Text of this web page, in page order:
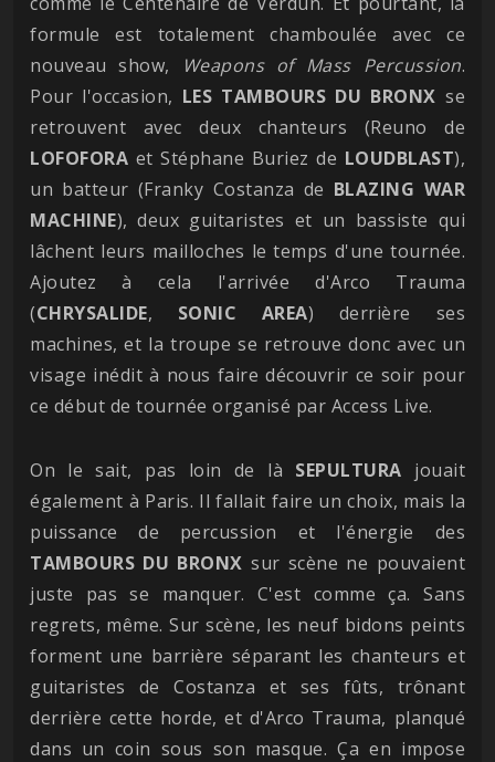
formule est totalement chamboulée avec ce
nouveau show,
Weapons of Mass Percussion.
Pour l'occasion, LES TAMBOURS DU BRONX se
retrouvent avec deux chanteurs (Reuno de
LOFOFORA et Stéphane Buriez de LOUDBLAST),
un batteur (Franky Costanza de BLAZING WAR
MACHINE), deux guitaristes et un bassiste qui
lâchent leurs mailloches le temps d'une tournée.
Ajoutez à cela l'arrivée d'Arco Trauma
(CHRYSALIDE, SONIC AREA) derrière ses
machines, et la troupe se retrouve donc avec un
visage inédit à nous faire découvrir ce soir pour
ce début de tournée organisé par Access Live.
On le sait, pas loin de là SEPULTURA jouait
également à Paris. Il fallait faire un choix, mais la
puissance de percussion et l'énergie des
TAMBOURS DU BRONX sur scène ne pouvaient
juste pas se manquer. C'est comme ça. Sans
regrets, même. Sur scène, les neuf bidons peints
forment une barrière séparant les chanteurs et
guitaristes de Costanza et ses fûts, trônant
derrière cette horde, et d'Arco Trauma, planqué
dans un coin sous son masque. Ça en impose